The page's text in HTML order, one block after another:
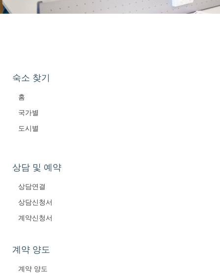
숙소 찾기
홈
국가별
도시별
상담 및 예약
상담연결
상담신청서
계약신청서
계약 양도
계약 양도